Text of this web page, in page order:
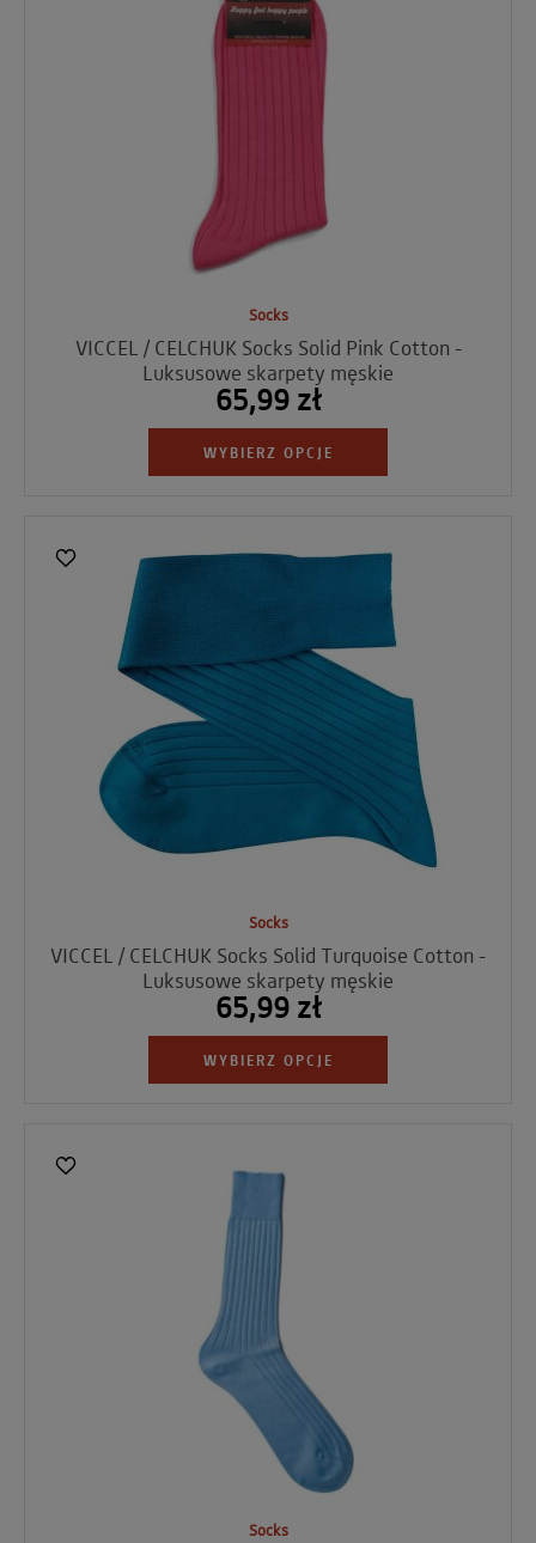
Socks
VICCEL / CELCHUK Socks Solid Pink Cotton -
Luksusowe skarpety męskie
65,99 zł
WYBIERZ OPCJE
Socks
VICCEL / CELCHUK Socks Solid Turquoise Cotton -
Luksusowe skarpety męskie
65,99 zł
WYBIERZ OPCJE
Socks